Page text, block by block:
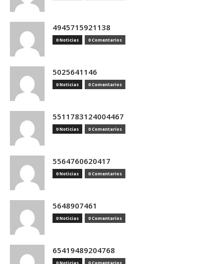
4945715921138
0 Noticias 0 Comentarios
5025641146
0 Noticias 0 Comentarios
5511783124004467
0 Noticias 0 Comentarios
5564760620417
0 Noticias 0 Comentarios
5648907461
0 Noticias 0 Comentarios
65419489204768